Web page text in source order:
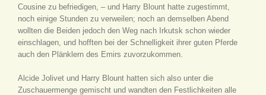
Cousine zu befriedigen, – und Harry Blount hatte zugestimmt,
noch einige Stunden zu verweilen; noch an demselben Abend
wollten die Beiden jedoch den Weg nach Irkutsk schon wieder
einschlagen, und hofften bei der Schnelligkeit ihrer guten Pferde
auch den Plänklern des Emirs zuvorzukommen.
Alcide Jolivet und Harry Blount hatten sich also unter die
Zuschauermenge gemischt und wandten den Festlichkeiten alle